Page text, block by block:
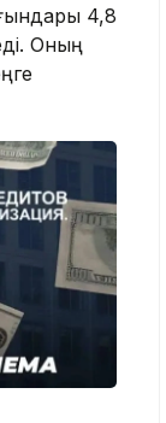
4,8
Оның